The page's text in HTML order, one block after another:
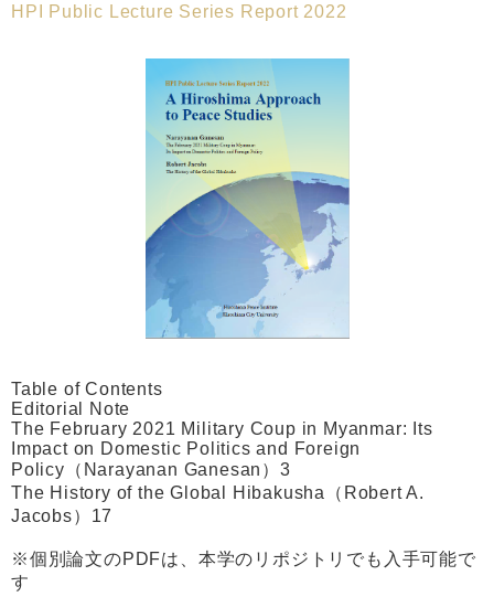
HPI Public Lecture Series Report 2022
Table of Contents
Editorial Note
The February 2021 Military Coup in Myanmar: Its
Impact on Domestic Politics and Foreign
Policy（Narayanan Ganesan）3
The History of the Global Hibakusha（Robert A.
Jacobs）17
※個別論文のPDFは、本学のリポジトリでも入手可能で
す